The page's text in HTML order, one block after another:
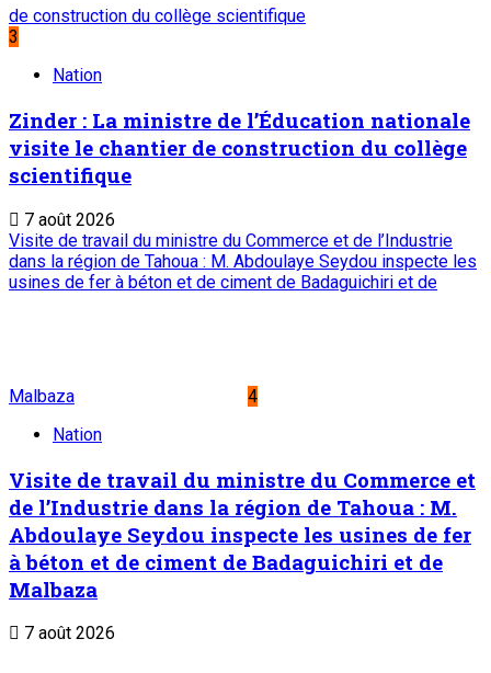
de construction du collège scientifique
3
Nation
Zinder : La ministre de l’Éducation nationale
visite le chantier de construction du collège
scientifique
7 août 2026
Visite de travail du ministre du Commerce et de l’Industrie
dans la région de Tahoua : M. Abdoulaye Seydou inspecte les
usines de fer à béton et de ciment de Badaguichiri et de
Malbaza
4
Nation
Visite de travail du ministre du Commerce et
de l’Industrie dans la région de Tahoua : M.
Abdoulaye Seydou inspecte les usines de fer
à béton et de ciment de Badaguichiri et de
Malbaza
7 août 2026